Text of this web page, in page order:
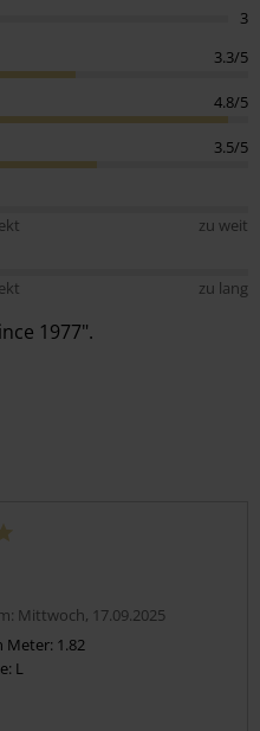
3
3.3/5
4.8/5
3.5/5
zu weit
zu lang
1977".
Mittwoch, 17.09.2025
Meter: 1.82
L